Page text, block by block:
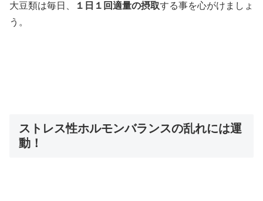
大豆類は毎日、 １日１回適量の摂取する事を心がけましょ
う。
ストレス性ホルモンバランスの乱れには運
動！